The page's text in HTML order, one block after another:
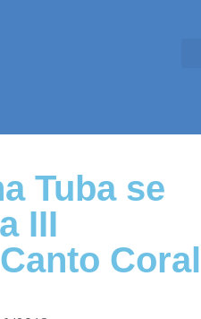
Tuba se
III
Coral